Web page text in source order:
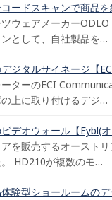
ードスキャンで商品
ウェアメーカー
として、自社製品を…
ジタルサイネージ【
ターのECI
上に取り付けるデジ…
デオウォール【Eybl(オ
を販売するオースト
HD210が複数のモ…
験型ショールームの